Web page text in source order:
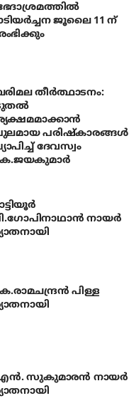
ജൂലൈ 11 ന്
തീര്‍ത്ഥാടനം:
പരിഷ്‌കാരങ്ങള്‍
ദേവസ്വം
നായര്‍
പിള്ള
സുകുമാരന്‍ നായര്‍